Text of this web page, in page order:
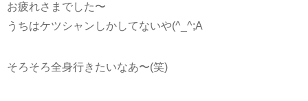
お疲れさまでした〜
うちはケツシャンしかしてないや(^_^;A
そろそろ全身行きたいなあ〜(笑)